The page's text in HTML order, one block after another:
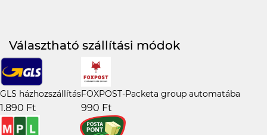
Választható szállítási módok
GLS házhozszállítás
1.890 Ft
FOXPOST-Packeta group automatába
990 Ft